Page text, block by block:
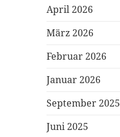
April 2026
März 2026
Februar 2026
Januar 2026
September 2025
Juni 2025